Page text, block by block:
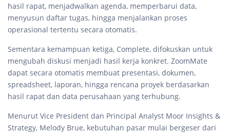
hasil rapat, menjadwalkan agenda, memperbarui data,
menyusun daftar tugas, hingga menjalankan proses
operasional tertentu secara otomatis.
Sementara kemampuan ketiga, Complete, difokuskan untuk
mengubah diskusi menjadi hasil kerja konkret. ZoomMate
dapat secara otomatis membuat presentasi, dokumen,
spreadsheet, laporan, hingga rencana proyek berdasarkan
hasil rapat dan data perusahaan yang terhubung.
Menurut Vice President dan Principal Analyst Moor Insights &
Strategy, Melody Brue, kebutuhan pasar mulai bergeser dari